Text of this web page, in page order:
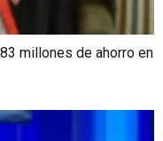
millones de ahorro en